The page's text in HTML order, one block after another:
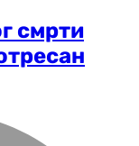
смрти